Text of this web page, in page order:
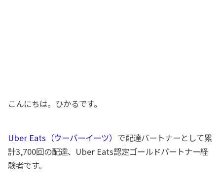
こんにちは。ひかるです。
Uber Eats（ウーバーイーツ） で配達パートナーとして累
計3,700回の配達、Uber Eats認定ゴールドパートナー経
験者です。